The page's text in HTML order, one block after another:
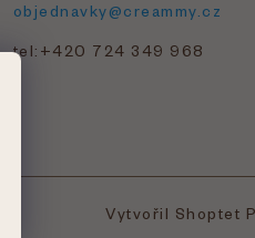
objednavky@creammy.cz
tel:+420 724 349 968
Vytvořil Shoptet